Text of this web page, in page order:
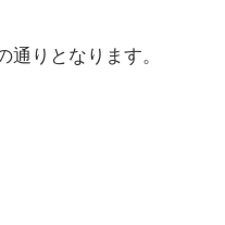
りとなります。